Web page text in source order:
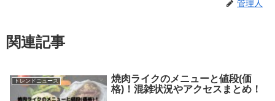
管理人
関連記事
トレンドニュース
焼肉ライクのメニューと値段(価
格)！混雑状況やアクセスまとめ！